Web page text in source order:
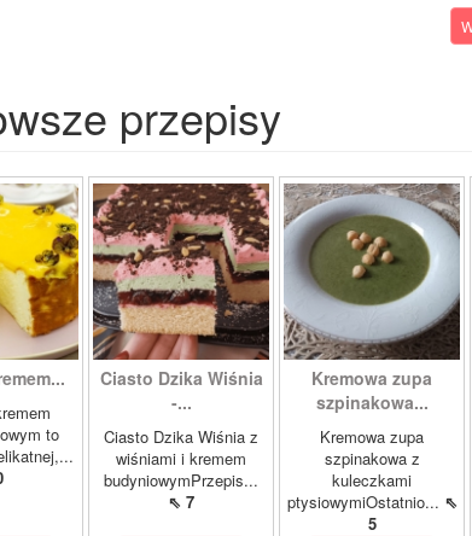
przepisy
to
Ciasto Dzika Wiśnia
-...
Ciasto Dzika Wiśnia z
wiśniami i kremem
budyniowymPrzepis...
⇖ 7
Kremowa zupa
szpinakowa...
Kremowa zupa
szpinakowa z
kuleczkami
ptysiowymiOstatnio... ⇖
5